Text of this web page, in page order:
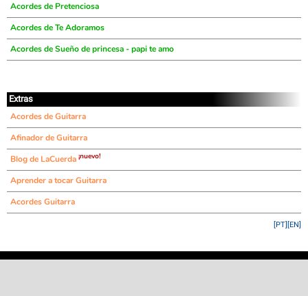
Acordes de Pretenciosa
Acordes de Te Adoramos
Acordes de Sueño de princesa - papi te amo
Extras
Acordes de Guitarra
Afinador de Guitarra
Blog de LaCuerda ¡nuevo!
Aprender a tocar Guitarra
Acordes Guitarra
[EN]
[PT]